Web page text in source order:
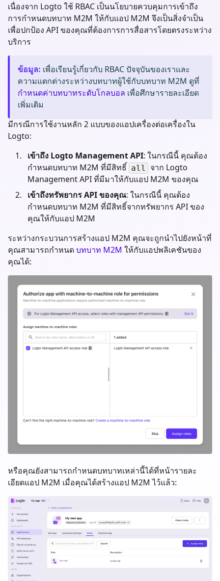
เนื่องจาก Logto ใช้ RBAC เป็นนโยบายควบคุมการเข้าถึง
การกำหนดบทบาท M2M ให้กับแอป M2M จึงเป็นสิ่งจำเป็น
เพื่อปกป้อง API ของคุณที่ต้องการการสื่อสารโดยตรงระหว่าง
บริการ
ข้อมูล: เพื่อเรียนรู้เกี่ยวกับ RBAC ปัจจุบันของเราและ
ความแตกต่างระหว่างบทบาทผู้ใช้กับบทบาท M2M ดูที่
กำหนดค่าบทบาทระดับโกลบอล เพื่อศึกษารายละเอียด
เพิ่มเติม
มีกรณีการใช้งานหลัก 2 แบบของแอปเครื่องต่อเครื่องใน
Logto:
เข้าถึง Logto Management API: ในกรณีนี้ คุณต้อง
กำหนดบทบาท M2M ที่มีสิทธิ์ all
จาก Logto
Management API ที่มีมาให้กับแอป M2M ของคุณ
เข้าถึงทรัพยากร API ของคุณ: ในกรณีนี้ คุณต้อง
กำหนดบทบาท M2M ที่มีสิทธิ์จากทรัพยากร API ของ
คุณให้กับแอป M2M
ระหว่างกระบวนการสร้างแอป M2M คุณจะถูกนำไปยังหน้าที่
คุณสามารถกำหนดบทบาท M2M ให้กับแอปพลิเคชันของ
คุณได้:
หรือคุณยังสามารถกำหนดบทบาทเหล่านี้ได้ที่หน้ารายละ
เอียดแอป M2M เมื่อคุณได้สร้างแอป M2M ไว้แล้ว: